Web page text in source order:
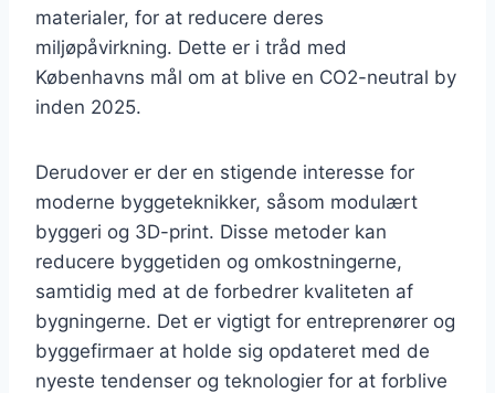
materialer, for at reducere deres
miljøpåvirkning. Dette er i tråd med
Københavns mål om at blive en CO2-neutral by
inden 2025.
Derudover er der en stigende interesse for
moderne byggeteknikker, såsom modulært
byggeri og 3D-print. Disse metoder kan
reducere byggetiden og omkostningerne,
samtidig med at de forbedrer kvaliteten af
bygningerne. Det er vigtigt for entreprenører og
byggefirmaer at holde sig opdateret med de
nyeste tendenser og teknologier for at forblive